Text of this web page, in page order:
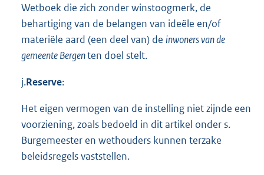
Wetboek die zich zonder winstoogmerk, de
behartiging van de belangen van ideële en/of
materiële aard (een deel van) de inwoners van de
gemeente Bergenten doel stelt.
j.Reserve:
Het eigen vermogen van de instelling niet zijnde een
voorziening, zoals bedoeld in dit artikel onder s.
Burgemeester en wethouders kunnen terzake
beleidsregels vaststellen.